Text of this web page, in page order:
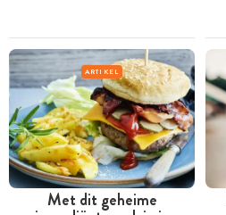
ARTIKEL
Met dit geheime